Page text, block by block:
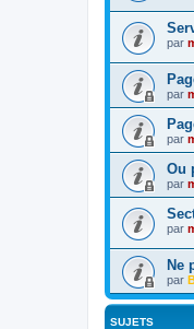
par
par
par
Ou
par
par
Ne
par
SUJETS